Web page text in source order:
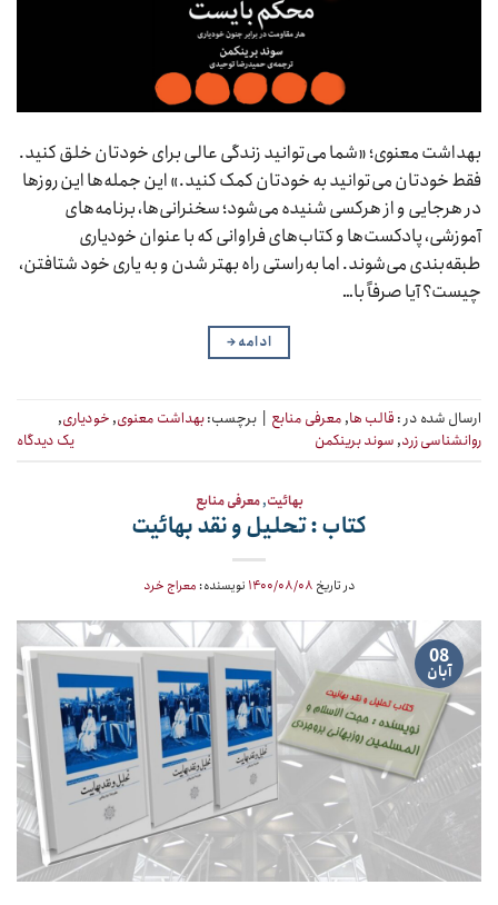
بهداشت معنوی؛ «شما می‌توانید زندگی عالی برای خودتان خلق کنید.
فقط خودتان می‌توانید به خودتان کمک کنید.» این جمله‌ها این روزها
در هرجایی و از هرکسی شنیده می‌شود؛ سخنرانی‌ها، برنامه‌های
آموزشی، پادکست‌ها و کتاب‌های فراوانی که با عنوان خودیاری
طبقه‌بندی می‌شوند. اما به‌راستی راه بهتر شدن و به یاری خود شتافتن،
چیست؟ آیا صرفاً با…
ادامه→
ارسال شده در : قالب ها, معرفی منابع | برچسب:بهداشت معنوی, خودیاری,
روانشناسی زرد, سوند برینکمن یک دیدگاه
بهائیت,معرفی منابع
کتاب : تحلیل و نقد بهائیت
در تاریخ ۱۴۰۰/۰۸/۰۸ نویسنده: معراج خرد
08
آبان